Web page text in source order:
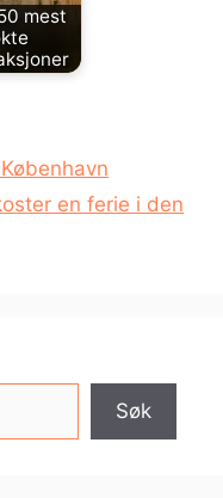
mest
en ferie i den
Søk